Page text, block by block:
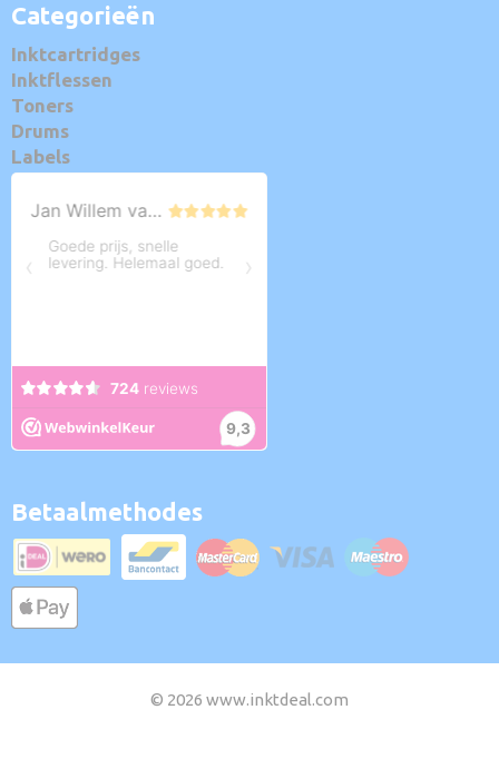
Categorieën
Inktcartridges
Inktflessen
Toners
Drums
Labels
Betaalmethodes
© 2026 www.inktdeal.com